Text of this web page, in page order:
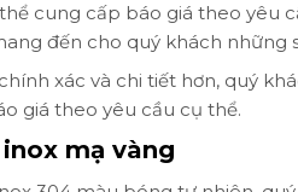
cung cấp báo giá theo yêu
đến cho quý khách những
xác và chi tiết hơn, quý
giá theo yêu cầu cụ thể.
mạ vàng